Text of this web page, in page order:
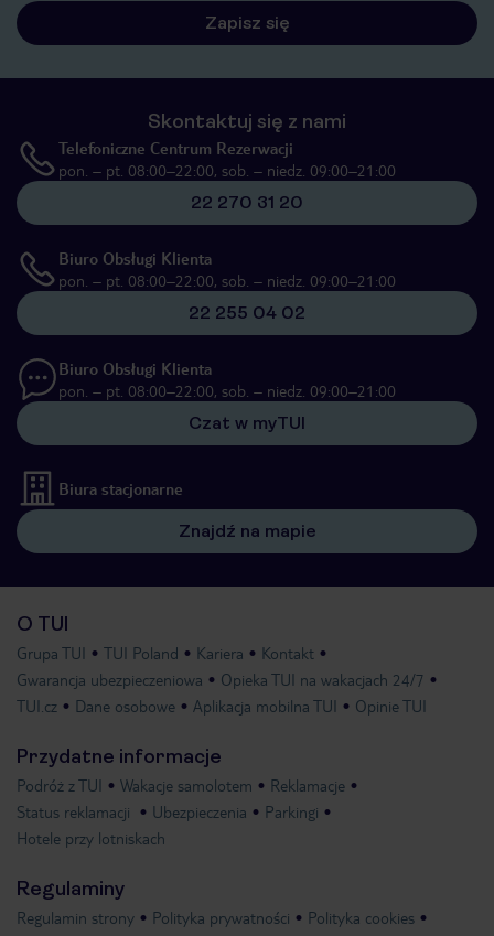
Zapisz się
Skontaktuj się z nami
Telefoniczne Centrum Rezerwacji
pon. – pt. 08:00–22:00, sob. – niedz. 09:00–21:00
22 270 31 20
Biuro Obsługi Klienta
pon. – pt. 08:00–22:00, sob. – niedz. 09:00–21:00
22 255 04 02
Biuro Obsługi Klienta
pon. – pt. 08:00–22:00, sob. – niedz. 09:00–21:00
Czat w myTUI
Biura stacjonarne
Znajdź na mapie
O TUI
Grupa TUI TUI Poland Kariera
Kontakt
Gwarancja ubezpieczeniowa
Opieka TUI na wakacjach 24/7
TUI.cz
Dane osobowe Aplikacja mobilna TUI Opinie TUI
Przydatne informacje
Podróż z TUI Wakacje samolotem
Reklamacje
Status reklamacji
Ubezpieczenia
Parkingi
Hotele przy lotniskach
Regulaminy
Regulamin strony Polityka prywatności
Polityka cookies